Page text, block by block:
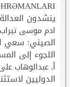
ينشدون العدالة
ادم موسى تيراب
الصيني: سعي
اللجوء إلى
أ. عبدالوهاب
الدوليين